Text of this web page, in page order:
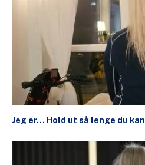
Jeg er… Hold ut så lenge du kan